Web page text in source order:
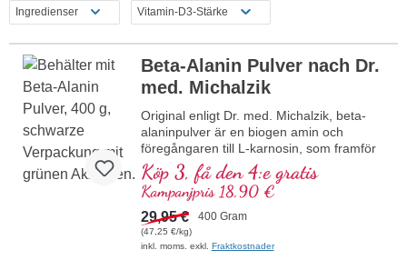
Ingredienser Vitamin-D3-Stärke
Beta-Alanin Pulver nach Dr.
med. Michalzik
Original enligt Dr. med. Michalzik, beta-
alaninpulver är en biogen amin och
föregångaren till L-karnosin, som framför
allt förekommer i muskel- och
nervvävnad. 400 gram renaste beta-
alaninpulver för individuell dosering upp till
5 gram per dag. Bästa premiumråvara
garanterat utan tillsatser. Utvecklat av
Biotikons läkarteam under ledning av Dr.
Köp 3, få den 4:e gratis
Kampanjpris 18,90 €
29,95 € 400 Gram
(47,25 €/kg)
inkl. moms. exkl. Fraktkostnader